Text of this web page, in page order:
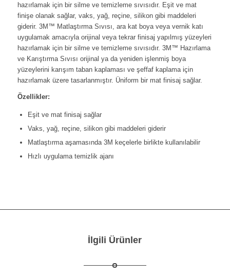
hazırlamak için bir silme ve temizleme sıvısıdır. Eşit ve mat
finişe olanak sağlar, vaks, yağ, reçine, silikon gibi maddeleri
giderir. 3M™ Matlaştırma Sıvısı, ara kat boya veya vernik katı
uygulamak amacıyla orijinal veya tekrar finisaj yapılmış yüzeyleri
hazırlamak için bir silme ve temizleme sıvısıdır. 3M™ Hazırlama
ve Karıştırma Sıvısı orijinal ya da yeniden işlenmiş boya
yüzeylerini karışım taban kaplaması ve şeffaf kaplama için
hazırlamak üzere tasarlanmıştır. Üniform bir mat finisaj sağlar.
Özellikler:
Eşit ve mat finisaj sağlar
Vaks, yağ, reçine, silikon gibi maddeleri giderir
Matlaştırma aşamasında 3M keçelerle birlikte kullanılabilir
Hızlı uygulama temizlik ajanı
İlgili Ürünler